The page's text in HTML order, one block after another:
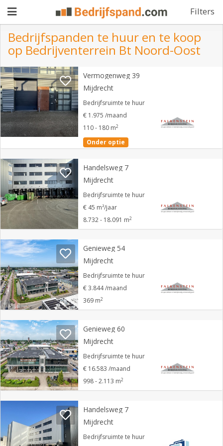
Filters
Pand
aanbieden
Pand
zoeken
Waarom
adverteren
Premium
adverteren
Blog
Registreren
Login
Bedrijfspanden te huur en te koop
op Bedrijventerrein Bt Noord-Oost
Vermogenweg 39
Mijdrecht
Bedrijfsruimte te huur
€ 1.975 /maand
110 - 180 m2
Onder optie
Handelsweg 7
Mijdrecht
Bedrijfsruimte te huur
€ 45 m²/jaar
8.732 - 18.091 m2
Genieweg 54
Mijdrecht
Bedrijfsruimte te huur
€ 3.844 /maand
369 m2
Genieweg 60
Mijdrecht
Bedrijfsruimte te huur
€ 16.583 /maand
998 - 2.113 m2
Handelsweg 7
Mijdrecht
Bedrijfsruimte te huur